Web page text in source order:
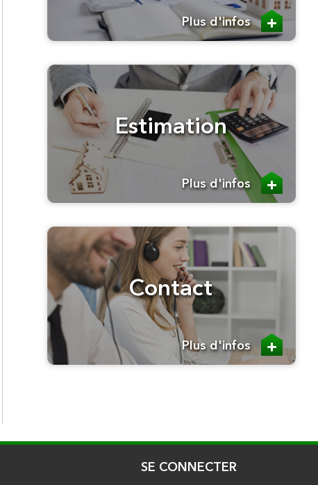
Plus d'infos
Estimation
Plus d'infos
Contact
Plus d'infos
SE CONNECTER